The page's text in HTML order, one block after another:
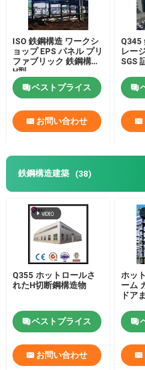
ISO 鉄鋼構造 ワークシ
ョップ EPS パネル プリ
ファブリック 鉄鋼構造
H型
ベストプライス
お問い合わせ
Q345
レー
SGS
鉄鋼構造建築 (38)
Q355 ホットロールさ
れたH切断鋼構造物
ベストプライス
お問い合わせ
ホッ
ーム
ドア